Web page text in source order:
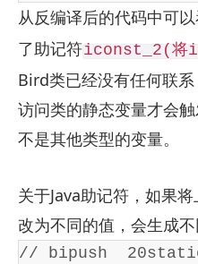
从反编译后的代码中可以
了助记符iconst_2(将
Bird类已经没有任何联
访问类的静态变量才会
不是其他类型的变量。
关于Java助记符，如果
改为不同的值，会生成
// bipush